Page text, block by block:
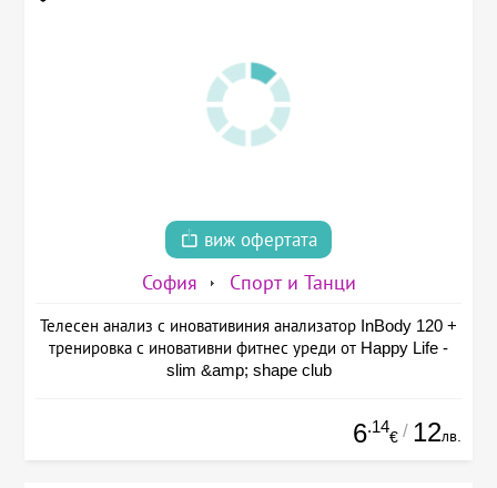
виж офертата
София Спорт и Танци
Телесен анализ с иновативиния анализатор InBody 120 +
тренировка с иновативни фитнес уреди от Happy Life -
slim &amp; shape club
6.14
€ / 12лв.